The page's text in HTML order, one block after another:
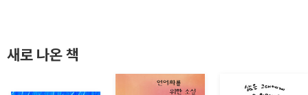
새로 나온 책